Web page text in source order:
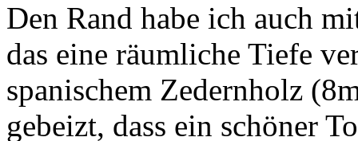
Den Rand habe ich auch
das eine räumliche Tiefe
spanischem Zedernholz
gebeizt, dass ein schöner